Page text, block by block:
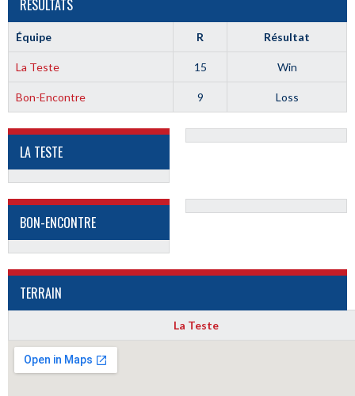
RÉSULTATS
Équipe R Résultat
La Teste 15 Win
Bon-Encontre 9 Loss
LA TESTE
BON-ENCONTRE
TERRAIN
La Teste